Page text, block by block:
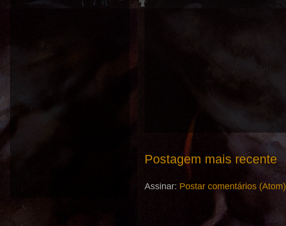
Postagem mais recente
Assinar: Postar comentários (Atom)